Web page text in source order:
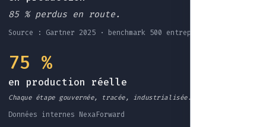
85 % perdus en route.
Source : Gartner 2025 · benchmark 500 entreprises EU
75 %
en production réelle
Chaque étape gouvernée, tracée, industrialisée.
Données internes NexaForward